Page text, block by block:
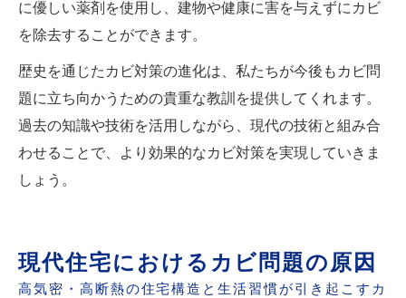
に優しい薬剤を使用し、建物や健康に害を与えずにカビ
を除去することができます。
歴史を通じたカビ対策の進化は、私たちが今後もカビ問
題に立ち向かうための貴重な教訓を提供してくれます。
過去の知識や技術を活用しながら、現代の技術と組み合
わせることで、より効果的なカビ対策を実現していきま
しょう。
現代住宅におけるカビ問題の原因
高気密・高断熱の住宅構造と生活習慣が引き起こすカ